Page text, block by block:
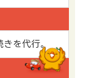
を代行。